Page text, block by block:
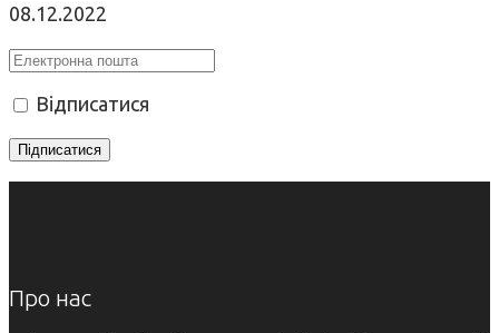
08.12.2022
Відписатися
Про нас